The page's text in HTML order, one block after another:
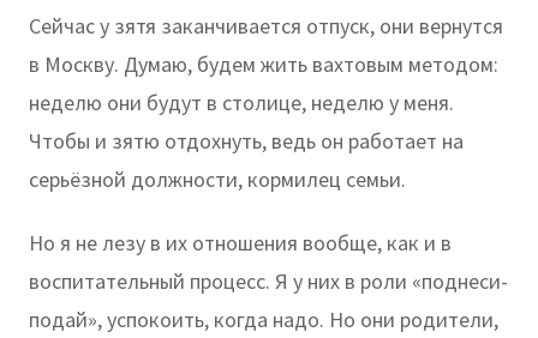
Сейчас у зятя заканчивается отпуск, они вернутся
в Москву. Думаю, будем жить вахтовым методом:
неделю они будут в столице, неделю у меня.
Чтобы и зятю отдохнуть, ведь он работает на
серьёзной должности, кормилец семьи.
Но я не лезу в их отношения вообще, как и в
воспитательный процесс. Я у них в роли «поднеси-
подай», успокоить, когда надо. Но они родители,